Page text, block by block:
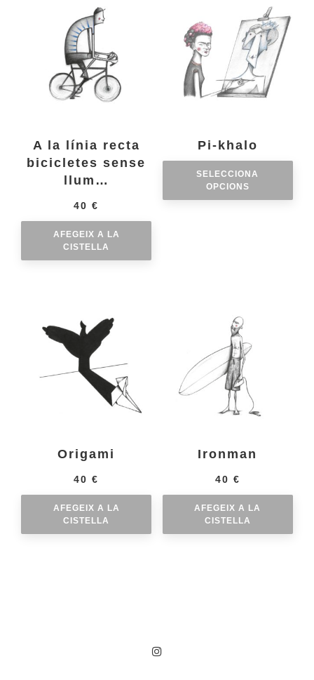
A la línia recta
bicicletes sense
llum…
40€
AFEGEIX A LA
CISTELLA
Pi-khalo
SELECCIONA
OPCIONS
Origami
40€
AFEGEIX A LA
CISTELLA
Ironman
40 €
AFEGEIX A LA
CISTELLA